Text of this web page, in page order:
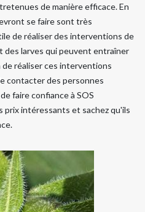
de manière efficace. En
se faire sont très
de réaliser des interventions de
larves qui peuvent entraîner
réaliser ces interventions
contacter des personnes
faire confiance à SOS
prix intéressants et sachez qu'ils